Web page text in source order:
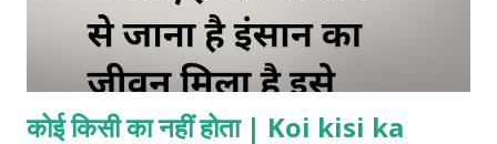
कोई किसी का नहीं होता | Koi kisi ka